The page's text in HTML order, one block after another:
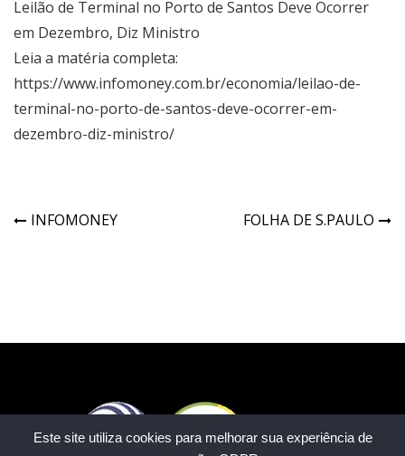
Este site utiliza cookies para melhorar sua experiência de
Leilão de Terminal no Porto de Santos Deve Ocorrer
em Dezembro, Diz Ministro
Leia a matéria completa:
https://www.infomoney.com.br/economia/leilao-de-
terminal-no-porto-de-santos-deve-ocorrer-em-
dezembro-diz-ministro/
INFOMONEY FOLHA DE S.PAULO